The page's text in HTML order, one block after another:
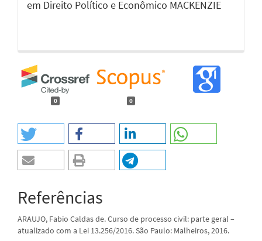
em Direito Político e Econômico MACKENZIE
0 0
Referências
ARAUJO, Fabio Caldas de. Curso de processo civil: parte geral –
atualizado com a Lei 13.256/2016. São Paulo: Malheiros, 2016.